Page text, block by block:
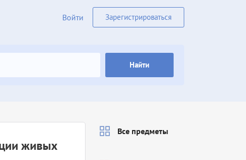
Войти Зарегистрироваться
Найти
живых
Все предметы